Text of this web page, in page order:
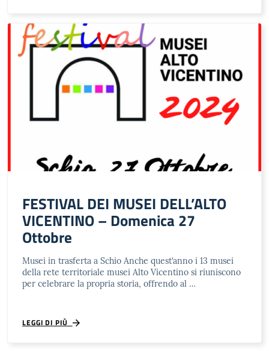
FESTIVAL DEI MUSEI DELL’ALTO
VICENTINO – Domenica 27
Ottobre
Musei in trasferta a Schio Anche quest’anno i 13 musei
della rete territoriale musei Alto Vicentino si riuniscono
per celebrare la propria storia, offrendo al …
LEGGI DI PIÙ